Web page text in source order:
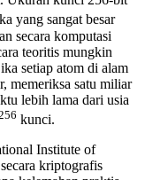
yang sangat besar
secara komputasi
teoritis mungkin
setiap atom di alam
memeriksa satu miliar
lebih lama dari usia
kunci.
Institute of
kriptografis